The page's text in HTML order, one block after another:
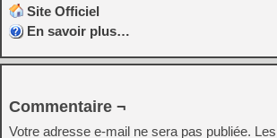
Site Officiel
En savoir plus…
Commentaire ¬
Votre adresse e-mail ne sera pas publiée.